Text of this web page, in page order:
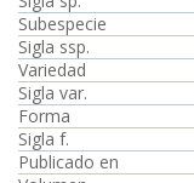
Subespecie
Sigla ssp.
Variedad
Sigla var.
Forma
Sigla f.
Publicado en